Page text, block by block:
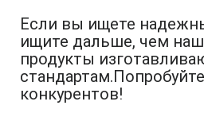
Если вы ищете
ищите дальше, чем
продукты
конкурентов!